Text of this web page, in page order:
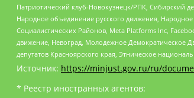
Патриотический клуб-Новокузнецк/РПК, Сибирский
Народное объединение русского движения,
Социалистических Районов, Meta Platforms Inc,
движение, Невоград, Молодежное Демократическое
депутатов Красноярского края, Этническое
Источник: https://minjust.gov.ru/ru/
* Реестр иностранных агентов: